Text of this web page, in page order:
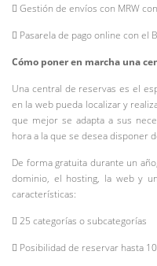
 Gestión de envíos con MRW
 Pasarela de pago online con el
Cómo poner en marcha una
Una central de reservas es el
en la web pueda localizar y
que mejor se adapta a sus
hora a la que se desea disponer
De forma gratuita durante un
dominio, el hosting, la web y
características:
 25 categorías o subcategorías
 Posibilidad de reservar hasta